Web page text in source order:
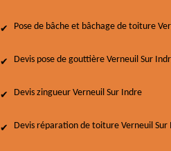
Pose de bâche et bâchage de toiture
Devis pose de gouttière Verneuil Sur
Devis zingueur Verneuil Sur Indre
Devis réparation de toiture Verneuil Sur